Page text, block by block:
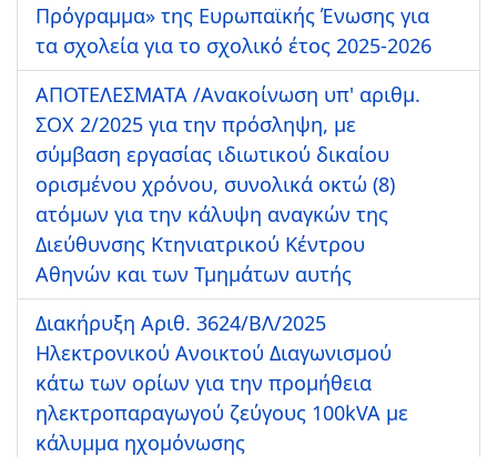
Πρόγραμμα» της Ευρωπαϊκής Ένωσης για
τα σχολεία για το σχολικό έτος 2025-2026
ΑΠΟΤΕΛΕΣΜΑΤΑ /Ανακοίνωση υπ' αριθμ.
ΣΟΧ 2/2025 για την πρόσληψη, με
σύμβαση εργασίας ιδιωτικού δικαίου
ορισμένου χρόνου, συνολικά οκτώ (8)
ατόμων για την κάλυψη αναγκών της
Διεύθυνσης Κτηνιατρικού Κέντρου
Αθηνών και των Τμημάτων αυτής
Διακήρυξη Αριθ. 3624/ΒΛ/2025
Ηλεκτρονικού Ανοικτού Διαγωνισμού
κάτω των ορίων για την προμήθεια
ηλεκτροπαραγωγού ζεύγους 100kVA με
κάλυμμα ηχομόνωσης